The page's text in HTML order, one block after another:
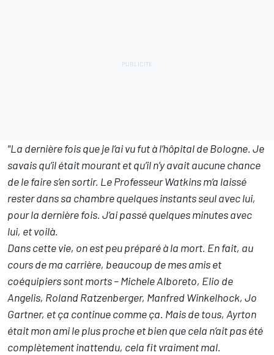
"La dernière fois que je l’ai vu fut à l’hôpital de Bologne. Je
savais qu’il était mourant et qu’il n’y avait aucune chance
de le faire s’en sortir. Le Professeur Watkins m’a laissé
rester dans sa chambre quelques instants seul avec lui,
pour la dernière fois. J’ai passé quelques minutes avec
lui, et voilà.
Dans cette vie, on est peu préparé à la mort. En fait, au
cours de ma carrière, beaucoup de mes amis et
coéquipiers sont morts – Michele Alboreto, Elio de
Angelis, Roland Ratzenberger, Manfred Winkelhock, Jo
Gartner, et ça continue comme ça. Mais de tous, Ayrton
était mon ami le plus proche et bien que cela n’ait pas été
complètement inattendu, cela fit vraiment mal.